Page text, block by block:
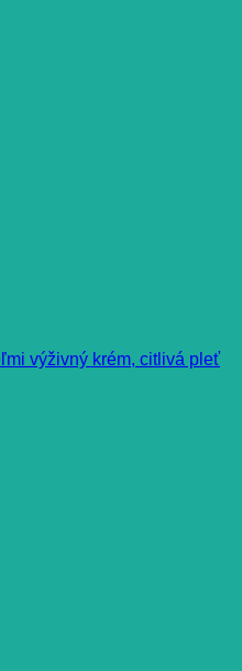
výživný krém, citlivá pleť